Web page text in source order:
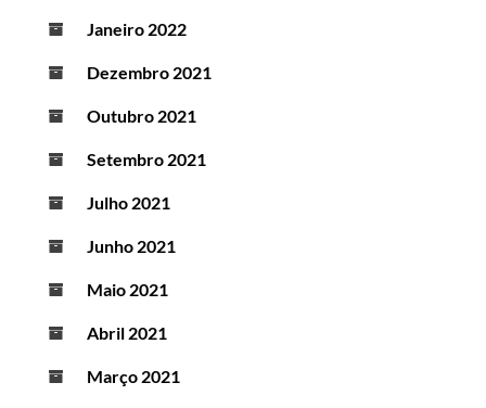
Janeiro 2022
Dezembro 2021
Outubro 2021
Setembro 2021
Julho 2021
Junho 2021
Maio 2021
Abril 2021
Março 2021